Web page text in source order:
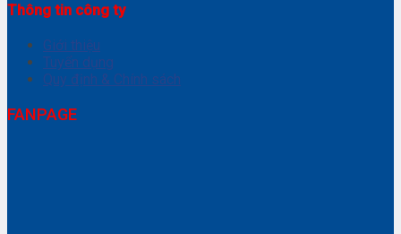
Thông tin công ty
Giới thiệu
Tuyển dụng
Quy định & Chính sách
FANPAGE